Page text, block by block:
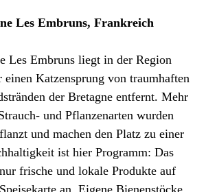
Les Embruns, Frankreich
Les Embruns liegt in der Region
einen Katzensprung von traumhaften
der Bretagne entfernt. Mehr
und Pflanzenarten wurden
und machen den Platz zu einer
ist hier Programm: Das
frische und lokale Produkte auf
an. Eigene Bienenstöcke